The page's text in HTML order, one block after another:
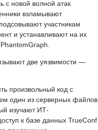
с новой волной атак
взламывают
участникам
и устанавливают на их
две уязвимости —
произвольный код с
один из серверных файлов
изучают ИТ-
к базе данных TrueConf